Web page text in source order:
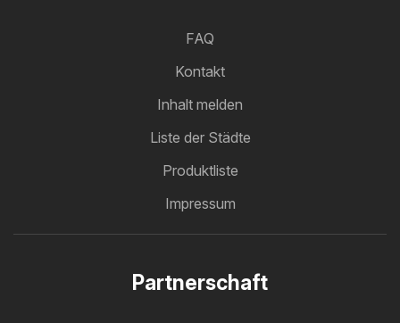
FAQ
Kontakt
Inhalt melden
Liste der Städte
Produktliste
Impressum
Partnerschaft